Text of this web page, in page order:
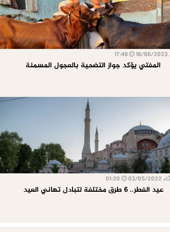
المفتي يؤكد جواز التضحية بالعجول المسمنة
2022
عيد الفطر.. 6 طرق مختلفة لتبادل تهاني العيد